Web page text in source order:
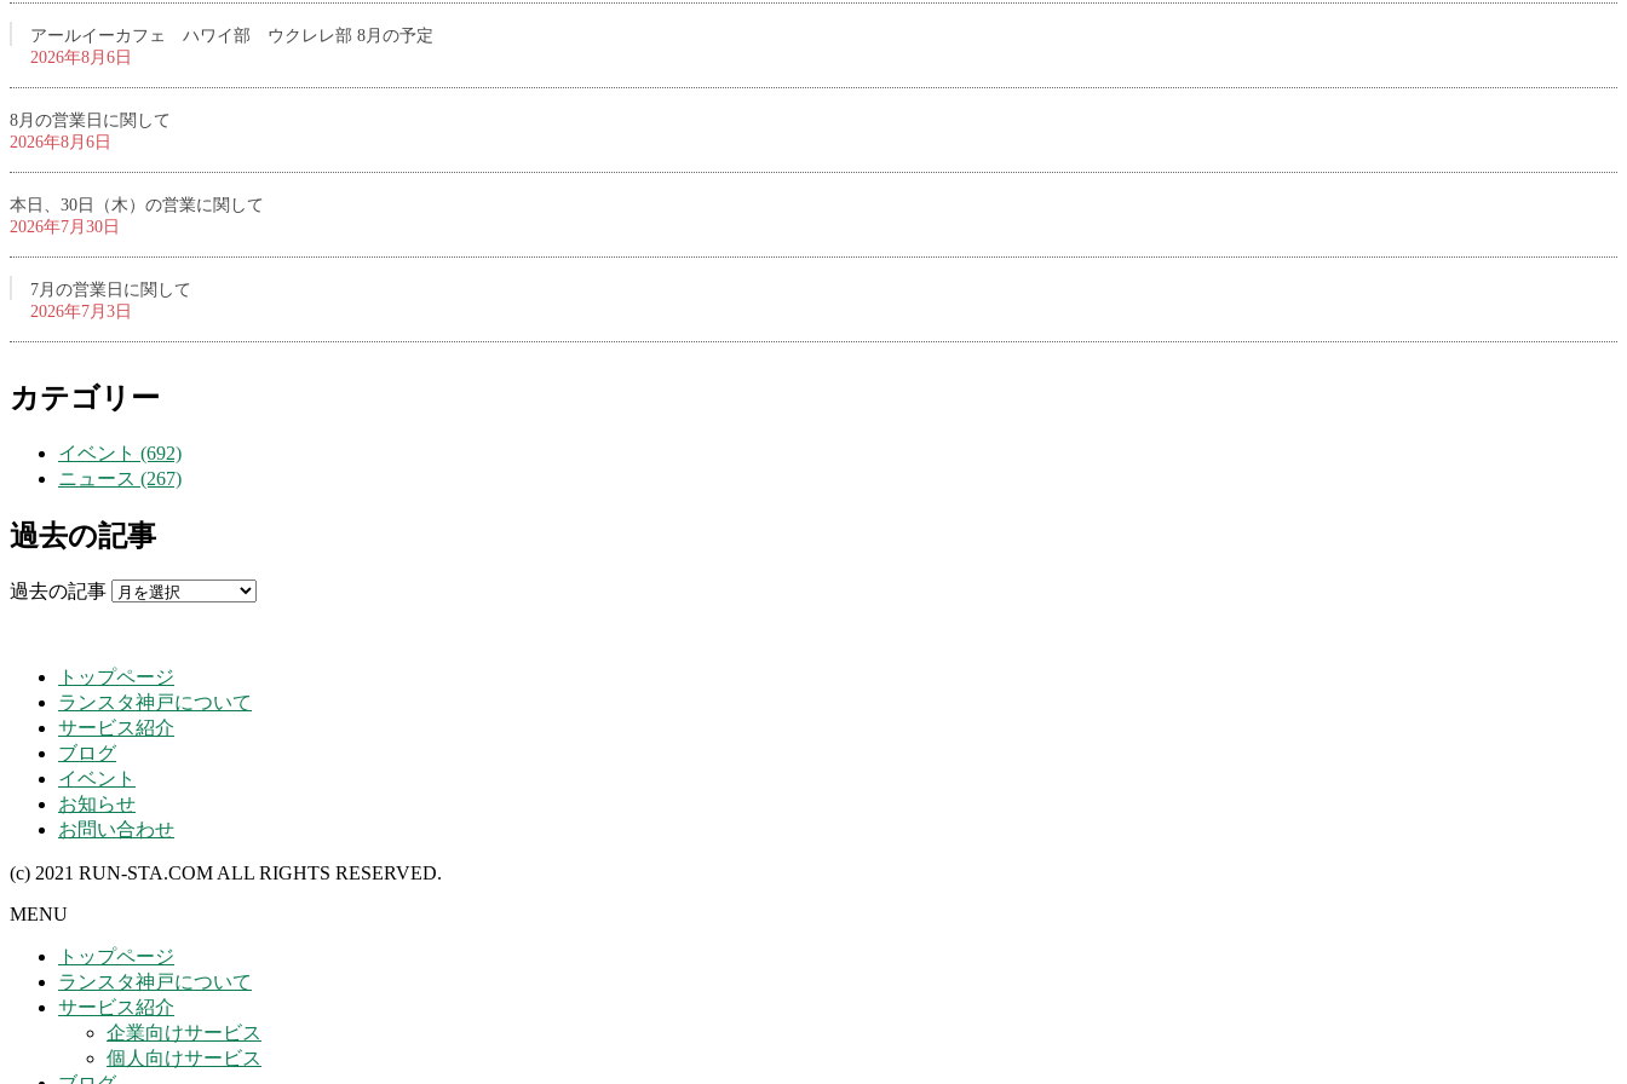
アールイーカフェ ハワイ部 ウクレレ部 8月の予定
2026年8月6日
8月の営業日に関して
2026年8月6日
本日、30日（木）の営業に関して
2026年7月30日
7月の営業日に関して
2026年7月3日
カテゴリー
イベント (692)
ニュース (267)
過去の記事
過去の記事
トップページ
ランスタ神戸について
サービス紹介
ブログ
イベント
お知らせ
お問い合わせ
(c) 2021 RUN-STA.COM ALL RIGHTS RESERVED.
MENU
トップページ
ランスタ神戸について
サービス紹介
企業向けサービス
個人向けサービス